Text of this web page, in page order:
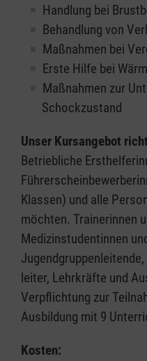
Handlung bei
Behandlung von
Maßnahmen bei
Erste Hilfe bei
Maßnahmen zur
Schockzustand
Unser Kursangebot
Betriebliche
Klassen) und alle
möchten. Trainerinnen
Medizinstudentinnen
leiter, Lehrkräfte und
Verpflichtung zur
Ausbildung mit 9
Kosten: